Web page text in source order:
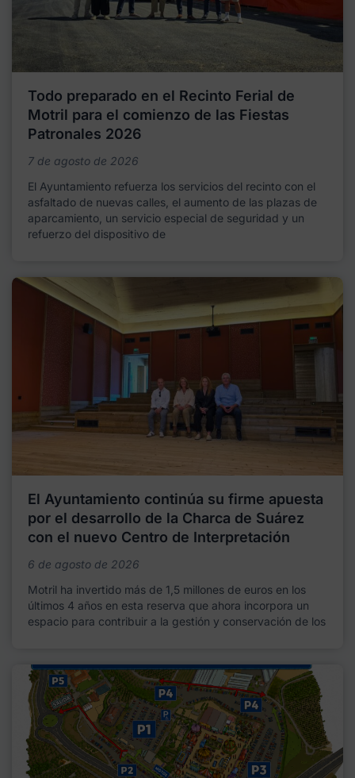
Todo preparado en el Recinto Ferial de
Motril para el comienzo de las Fiestas
Patronales 2026
7 de agosto de 2026
El Ayuntamiento refuerza los servicios del recinto con el
asfaltado de nuevas calles, el aumento de las plazas de
aparcamiento, un servicio especial de seguridad y un
refuerzo del dispositivo de
El Ayuntamiento continúa su firme apuesta
por el desarrollo de la Charca de Suárez
con el nuevo Centro de Interpretación
6 de agosto de 2026
Motril ha invertido más de 1,5 millones de euros en los
últimos 4 años en esta reserva que ahora incorpora un
espacio para contribuir a la gestión y conservación de los